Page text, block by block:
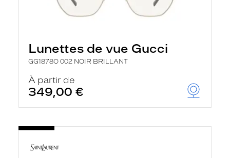
Lunettes de vue Gucci
GG1878O 002 NOIR BRILLANT
À partir de
349,00 €